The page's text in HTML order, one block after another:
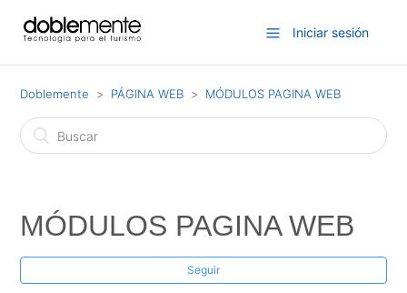
Iniciar sesión
Doblemente PÁGINA WEB MÓDULOS PAGINA WEB
MÓDULOS PAGINA WEB
Seguir